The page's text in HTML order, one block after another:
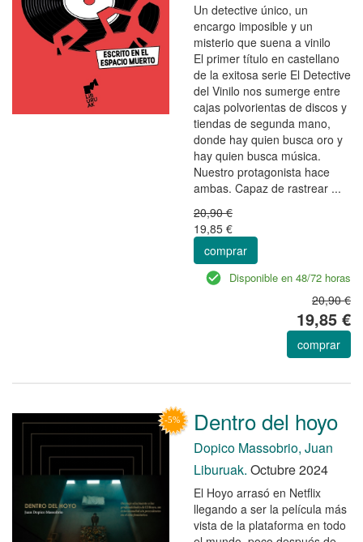
Un detective único, un
encargo imposible y un
misterio que suena a vinilo
El primer título en castellano
de la exitosa serie El Detective
del Vinilo nos sumerge entre
cajas polvorientas de discos y
tiendas de segunda mano,
donde hay quien busca oro y
hay quien busca música.
Nuestro protagonista hace
ambas. Capaz de rastrear ...
20,90 €
19,85 €
comprar
Disponible en 48/72 horas
20,90 €
19,85 €
comprar
Dentro del hoyo
Dopico Massobrio, Juan
Liburuak. Octubre 2024
El Hoyo arrasó en Netflix
llegando a ser la película más
vista de la plataforma en todo